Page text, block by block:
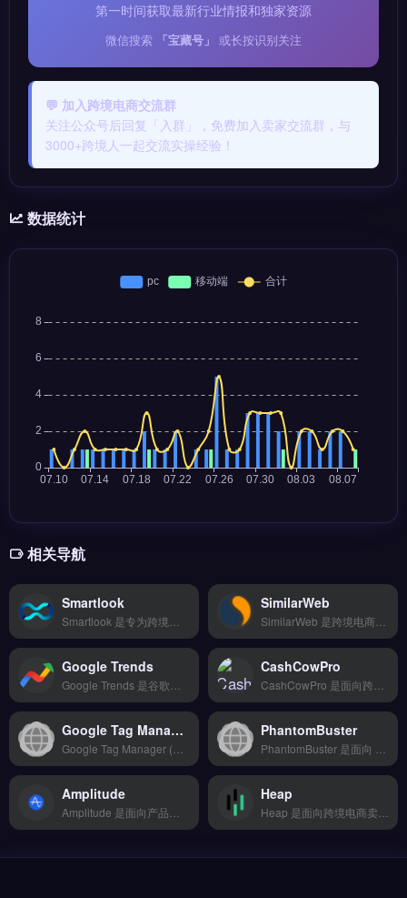
第一时间获取最新行业情报和独家资源
微信搜索 「宝藏号」 或长按识别关注
💬 加入跨境电商交流群
关注公众号后回复「入群」，免费加入卖家交流群，与
3000+跨境人一起交流实操经验！
数据统计
相关导航
Smartlook SimilarWeb
Google Trends CashCowPro
Google Tag Manager PhantomBuster
Amplitude Heap